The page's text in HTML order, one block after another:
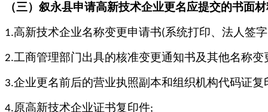
（三） 叙永县申请高新技术企业更名应提交的书面
1.高新技术企业名称变更申请书(系统打印、法人签
2.工商管理部门出具的核准变更通知书及其他名称变
3.企业更名前后的营业执照副本和组织机构代码证复
4.原高新技术企业证书复印件;